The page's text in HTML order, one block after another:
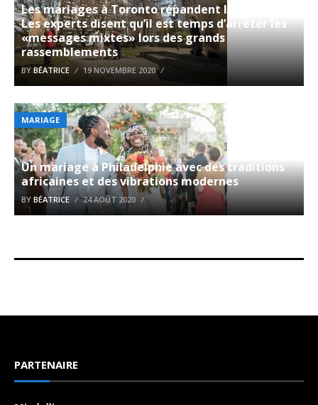
Les mariages à Toronto répandent le COVID-19.
Les experts disent qu’il est temps d’arrêter les
«messages mixtes» lors des grands
rassemblements
BYBÉATRICE 19 NOVEMBRE 2020
MARIAGE
Un mariage à Philadelphie avec des traditions
africaines et des vibrations modernes
BY BÉATRICE 24 AOÛT 2020
PARTENAIRE